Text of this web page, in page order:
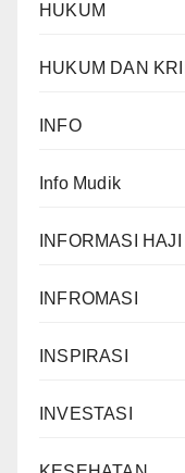
HUKUM
HUKUM DAN
INFO
Info Mudik
INFORMASI HAJI
INFROMASI
INSPIRASI
INVESTASI